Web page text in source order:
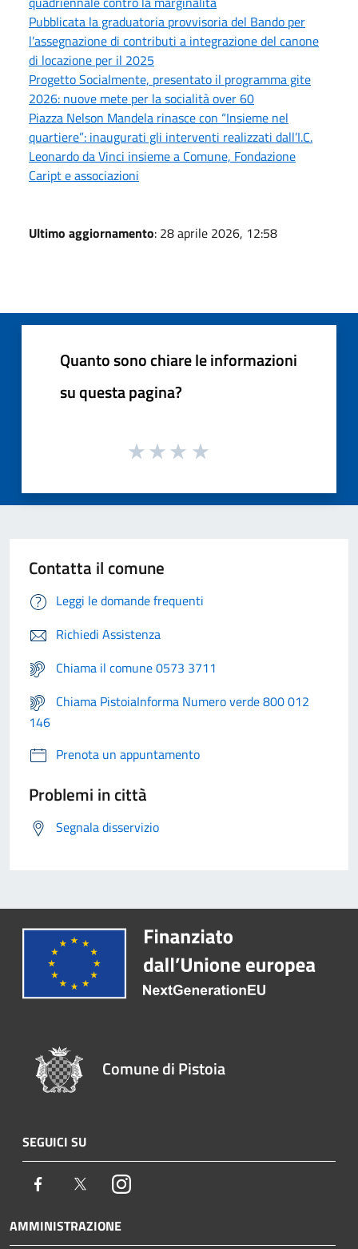
Pubblicata la graduatoria provvisoria del Bando per
l’assegnazione di contributi a integrazione del canone
di locazione per il 2025
Progetto Socialmente, presentato il programma gite
2026: nuove mete per la socialità over 60
Piazza Nelson Mandela rinasce con “Insieme nel
quartiere”: inaugurati gli interventi realizzati dall’I.C.
Leonardo da Vinci insieme a Comune, Fondazione
Caript e associazioni
Ultimo aggiornamento: 28 aprile 2026, 12:58
Quanto sono chiare le informazioni
su questa pagina?
Contatta il comune
Leggi le domande frequenti
Richiedi Assistenza
Chiama il comune 0573 3711
Chiama PistoiaInforma Numero verde 800 012
146
Prenota un appuntamento
Problemi in città
Segnala disservizio
Comune di Pistoia
SEGUICI SU
Facebook TwitterInstagram
AMMINISTRAZIONE